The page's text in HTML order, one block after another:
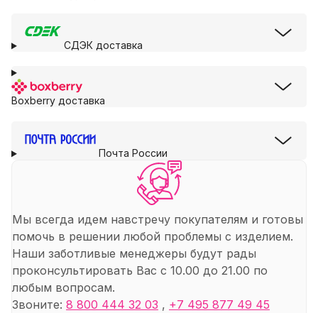
СДЭК доставка
Boxberry доставка
Почта России
Мы всегда идем навстречу покупателям и готовы
помочь в решении любой проблемы с изделием.
Наши заботливые менеджеры будут рады
проконсультировать Вас с 10.00 до 21.00 по
любым вопросам.
Звоните: 8 800 444 32 03 , +7 495 877 49 45